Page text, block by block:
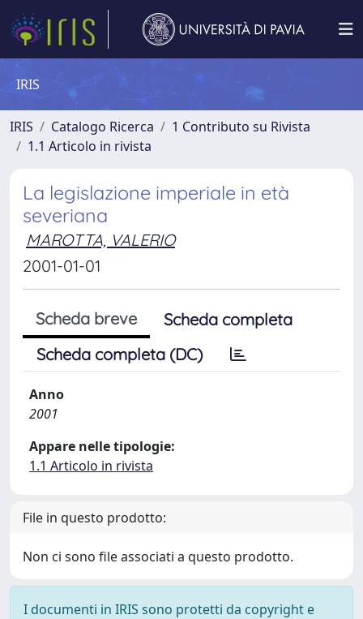
IRIS
IRIS Catalogo Ricerca
1 Contributo su Rivista
1.1 Articolo in rivista
La legislazione imperiale in età
severiana
MAROTTA, VALERIO
2001-01-01
Scheda breve
Scheda completa
Scheda completa (DC)
Anno
2001
Appare nelle tipologie:
1.1 Articolo in rivista
File in questo prodotto:
Non ci sono file associati a questo prodotto.
I documenti in IRIS sono protetti da copyright e